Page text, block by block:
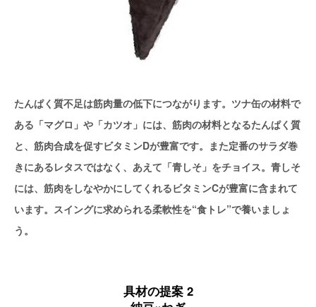
たんぱく質不足は筋肉量の低下につながります。ツナ缶の材料で
ある「マグロ」や「カツオ」には、筋肉の材料となるたんぱく質
と、筋肉合成を促すビタミンDが豊富です。また定番のサラダ巻
きにあるレタスではなく、あえて「青しそ」をチョイス。青しそ
には、筋肉をしなやかにしてくれるビタミンCが豊富に含まれて
います。スイングに求められる柔軟性を“食トレ”で養いましょ
う。
具材の提案 2